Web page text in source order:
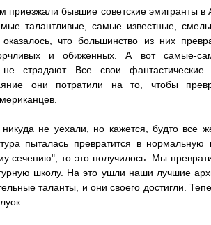
приезжали бывшие советские эмигранты в
талантливые, самые известные,
что большинство из них
и обиженных. А вот самые-
не страдают. Все свои
они потратили на то, чтобы
не уехали, но кажется, будто все
пыталась превратится в
сечению", то это получилось. Мы
школу. На это ушли наши лучшие
таланты, и они своего достигли.